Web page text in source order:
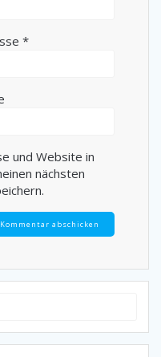
*
und Website in
nächsten